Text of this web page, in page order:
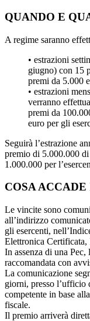
QUANDO E
A regime saranno
• estrazioni
giugno) con 15
premi da 5.000
• estrazioni
verranno
premi da
euro per gli
Seguirà l’estrazione
premio di 5.000.000
1.000.000 per
COSA
Le vincite sono
all’indirizzo
gli esercenti,
Elettronica Certificata,
In assenza di una
raccomandata con
La comunicazione
giorni, presso l’ufficio
competente in base
fiscale.
Il premio arriverà